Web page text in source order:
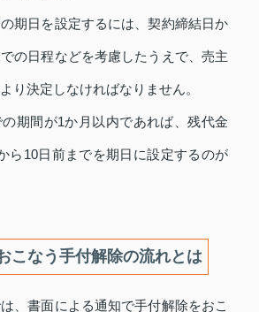
期日を設定するには、契約締結日か
の日程などを考慮したうえで、売主
り決定しなければなりません。
期間が1か月以内であれば、残代金
ら10日前までを期日に設定するのが
こなう手付解除の流れとは
、書面による通知で手付解除をおこ